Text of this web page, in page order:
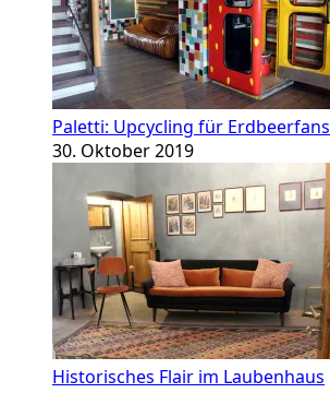
Paletti: Upcycling für Erdbeerfans
30. Oktober 2019
Historisches Flair im Laubenhaus